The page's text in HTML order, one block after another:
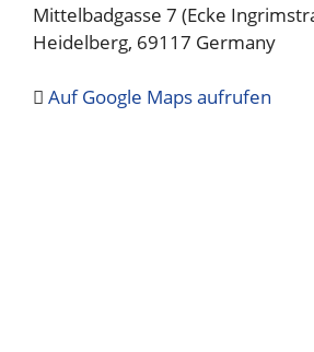
Mittelbadgasse 7 (Ecke
Heidelberg, 69117 Germany
Auf Google Maps aufrufen